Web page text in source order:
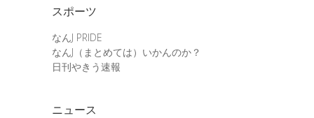
スポーツ
なんJ PRIDE
なんJ（まとめては）いかんのか？
日刊やきう速報
ニュース